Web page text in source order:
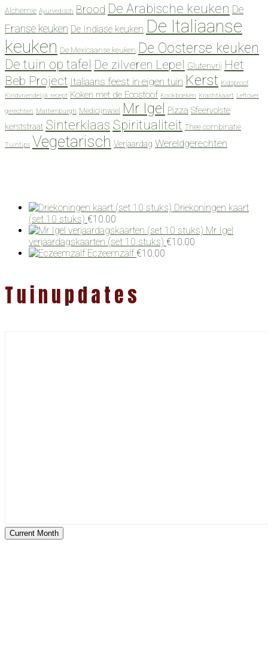
Alchemie Ayurvedisch Brood De Arabische keuken De
Franse keuken De Indiase keuken De Italiaanse
keuken De Mexicaanse keuken De Oosterse keuken
De tuin op tafel De zilveren Lepel Glutenvrij Het
Beb Project Italiaans feest in eigen tuin Kerst Kidsproof
Kindvriendelijk recept Koken met de Ecostoof Kookboeken Krachtkaart Leftover
gerechten Mattemburgh Medicijnwiel Mr Igel Pizza Sfeervolste
kerststraat Sinterklaas Spiritualiteit Thee combinatie
Tuintips Vegetarisch Verjaardag Wereldgerechten
Driekoningen kaart
(set 10 stuks) €10.00
Mr Igel
verjaardagskaarten (set 10 stuks) €10.00
Eczeemzalf €10.00
Tuinupdates
Current Month